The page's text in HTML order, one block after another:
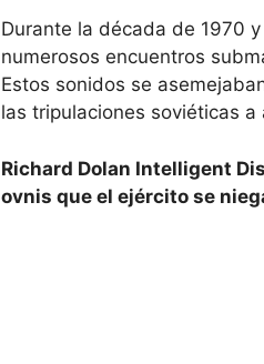
Durante la década de 1970
numerosos encuentros
Estos sonidos se
las tripulaciones soviéticas
Richard Dolan Intelligent
ovnis que el ejército se